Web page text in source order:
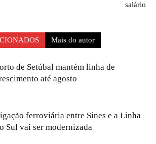
salário
Mais do autor
de Setúbal mantém linha de
até agosto
ferroviária entre Sines e a Linha
Sul vai ser modernizada